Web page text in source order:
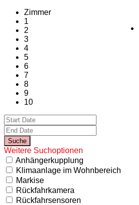
Zimmer
1
2
3
4
5
6
7
8
9
10
Weitere Suchoptionen
Anhängerkupplung
Klimaanlage im Wohnbereich
Markise
Rückfahrkamera
Rückfahrsensoren